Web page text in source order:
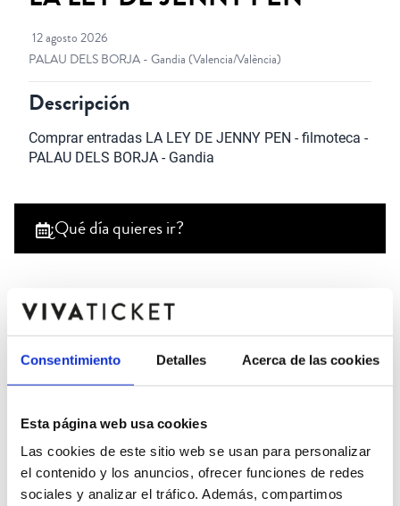
Consentimiento Detalles Acerca de las cookies
Esta página web usa cookies
Las cookies de este sitio web se usan para personalizar
el contenido y los anuncios, ofrecer funciones de redes
sociales y analizar el tráfico. Además, compartimos
12 agosto 2026
PALAU DELS BORJA - Gandia (Valencia/València)
Descripción
Comprar entradas LA LEY DE JENNY PEN - filmoteca -
PALAU DELS BORJA - Gandia
¿Qué día quieres ir?
12
ago.